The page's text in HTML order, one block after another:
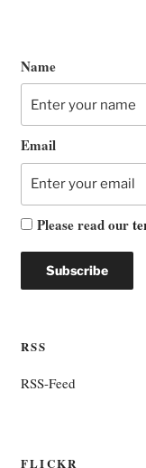
Name
Email
Please read our
RSS
RSS-Feed
FLICKR